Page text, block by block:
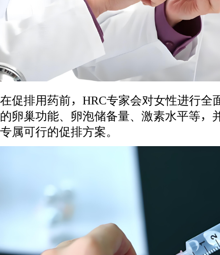
在促排用药前，HRC专家会对女性进行全
的卵巢功能、卵泡储备量、激素水平等，
专属可行的促排方案。